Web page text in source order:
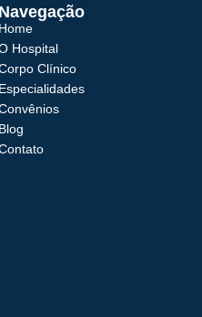
Navegação
Home
Hospital
Clínico
Especialidades
Blog